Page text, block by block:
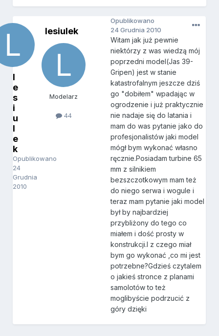
l
e
s
i
u
l
e
k
Opublikowano
24
Grudnia
2010
lesiulek
Modelarz
44
Opublikowano
24 Grudnia 2010
Witam jak już pewnie
niektórzy z was wiedzą mój
poprzedni model(Jas 39-
Gripen) jest w stanie
katastrofalnym jeszcze dziś
go "dobiłem" wpadając w
ogrodzenie i już praktycznie
nie nadaje się do latania i
mam do was pytanie jako do
profesjonalistów jaki model
mógł bym wykonać własno
ręcznie.Posiadam turbine 65
mm z silnikiem
bezszczotkowym mam też
do niego serwa i wogule i
teraz mam pytanie jaki model
był by najbardziej
przybliżony do tego co
miałem i dość prosty w
konstrukcji.I z czego miał
bym go wykonać ,co mi jest
potrzebne?Gdzieś czytalem
o jakieś stronce z planami
samolotów to też
moglibyście podrzucić z
góry dzięki